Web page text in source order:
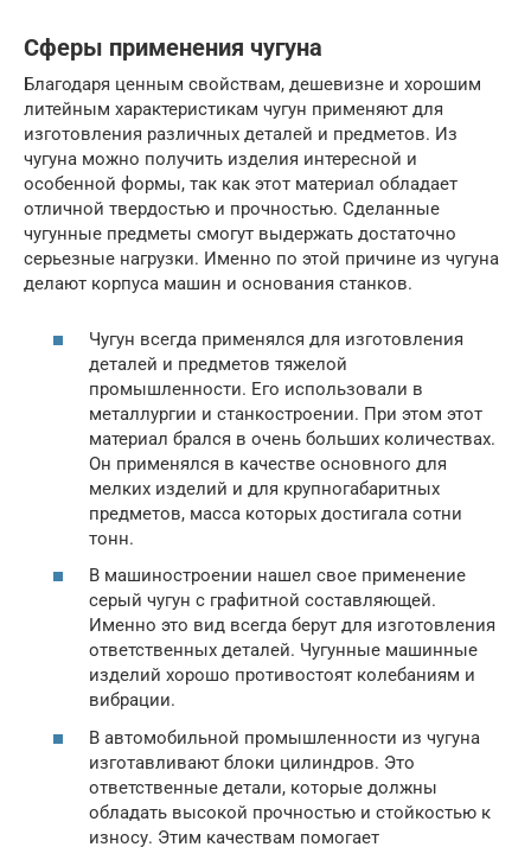
Сферы применения чугуна
Благодаря ценным свойствам, дешевизне и хорошим
литейным характеристикам чугун применяют для
изготовления различных деталей и предметов. Из
чугуна можно получить изделия интересной и
особенной формы, так как этот материал обладает
отличной твердостью и прочностью. Сделанные
чугунные предметы смогут выдержать достаточно
серьезные нагрузки. Именно по этой причине из чугуна
делают корпуса машин и основания станков.
Чугун всегда применялся для изготовления
деталей и предметов тяжелой
промышленности. Его использовали в
металлургии и станкостроении. При этом этот
материал брался в очень больших количествах.
Он применялся в качестве основного для
мелких изделий и для крупногабаритных
предметов, масса которых достигала сотни
тонн.
В машиностроении нашел свое применение
серый чугун с графитной составляющей.
Именно это вид всегда берут для изготовления
ответственных деталей. Чугунные машинные
изделий хорошо противостоят колебаниям и
вибрации.
В автомобильной промышленности из чугуна
изготавливают блоки цилиндров. Это
ответственные детали, которые должны
обладать высокой прочностью и стойкостью к
износу. Этим качествам помогает